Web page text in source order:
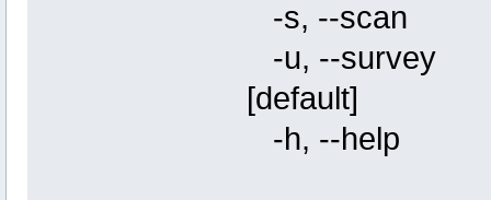
-s, --
-u, --
[default]
-h, --